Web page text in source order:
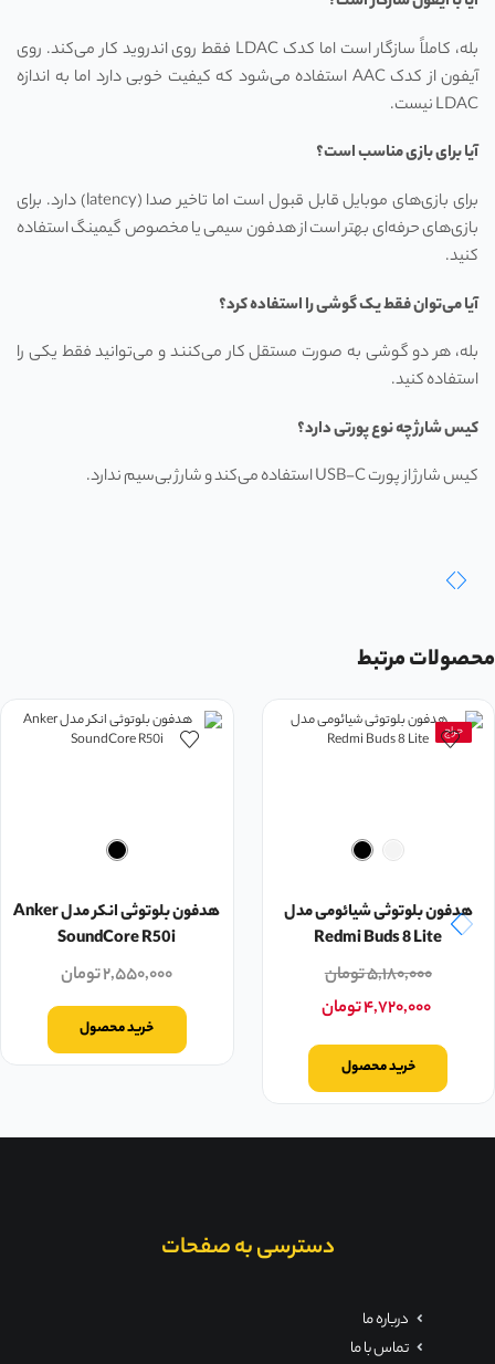
بله، کاملاً سازگار است اما کدک LDAC فقط روی اندروید کار می‌کند. روی
آیفون از کدک AAC استفاده می‌شود که کیفیت خوبی دارد اما به اندازه
LDAC نیست.
آیا برای بازی مناسب است؟
برای بازی‌های موبایل قابل قبول است اما تاخیر صدا (latency) دارد. برای
بازی‌های حرفه‌ای بهتر است از هدفون سیمی یا مخصوص گیمینگ استفاده
کنید.
آیا می‌توان فقط یک گوشی را استفاده کرد؟
بله، هر دو گوشی به صورت مستقل کار می‌کنند و می‌توانید فقط یکی را
استفاده کنید.
کیس شارژ چه نوع پورتی دارد؟
کیس شارژ از پورت USB-C استفاده می‌کند و شارژ بی‌سیم ندارد.
محصولات مرتبط
حراج
هدفون بلوتوثی شیائومی مدل
Redmi Buds 8 Lite
۵,۱۸۰,۰۰۰تومان
۴,۷۲۰,۰۰۰تومان
خرید محصول
هدفون بلوتوثی انکر مدل Anker
SoundCore R50i
۲,۵۵۰,۰۰۰تومان
خرید محصول
دسترسی به صفحات
درباره ما
تماس با ما